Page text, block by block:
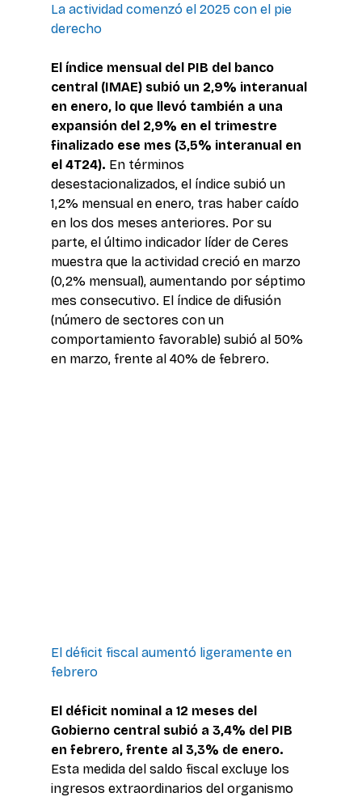
La actividad comenzó el 2025 con el pie
derecho
El índice mensual del PIB del banco
central (IMAE) subió un 2,9% interanual
en enero, lo que llevó también a una
expansión del 2,9% en el trimestre
finalizado ese mes (3,5% interanual en
el 4T24). En términos
desestacionalizados, el índice subió un
1,2% mensual en enero, tras haber caído
en los dos meses anteriores. Por su
parte, el último indicador líder de Ceres
muestra que la actividad creció en marzo
(0,2% mensual), aumentando por séptimo
mes consecutivo. El índice de difusión
(número de sectores con un
comportamiento favorable) subió al 50%
en marzo, frente al 40% de febrero.
El déficit fiscal aumentó ligeramente en
febrero
El déficit nominal a 12 meses del
Gobierno central subió a 3,4% del PIB
en febrero, frente al 3,3% de enero.
Esta medida del saldo fiscal excluye los
ingresos extraordinarios del organismo